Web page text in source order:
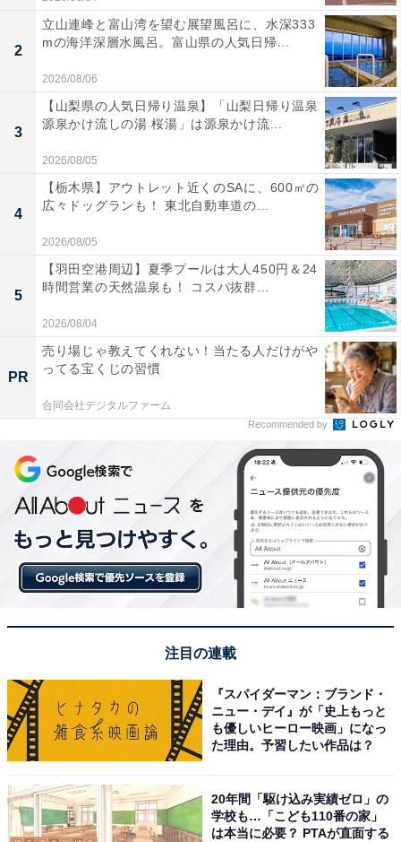
2
立山連峰と富山湾を望む展望風呂に、水深333
mの海洋深層水風呂。富山県の人気日帰...
2026/08/06
3
【山梨県の人気日帰り温泉】「山梨日帰り温泉
源泉かけ流しの湯 桜湯」は源泉かけ流...
2026/08/05
4
【栃木県】アウトレット近くのSAに、600㎡の
広々ドッグランも！ 東北自動車道の...
2026/08/05
5
【羽田空港周辺】夏季プールは大人450円＆24
時間営業の天然温泉も！ コスパ抜群...
2026/08/04
PR
売り場じゃ教えてくれない！当たる人だけがや
ってる宝くじの習慣
合同会社デジタルファーム
Recommended by
注目の連載
『スパイダーマン：ブランド・
ニュー・デイ』が「史上もっと
も優しいヒーロー映画」になっ
た理由。予習したい作品は？
20年間「駆け込み実績ゼロ」の
学校も…「こども110番の家」
は本当に必要？ PTAが直面する